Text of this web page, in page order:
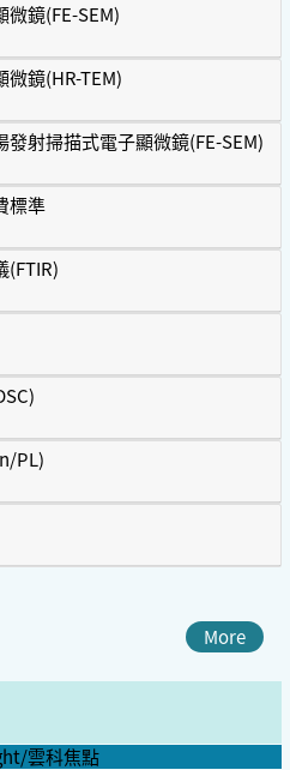
微鏡(FE-SEM)
顯微鏡(FE-SEM)
微鏡(HR-TEM)
顯微鏡(HR-TEM)
發射掃描式電子顯微鏡(FE-SEM)
場發射掃描式電子顯微鏡(FE-
標準
費標準
(FTIR)
儀(FTIR)
PL)
PL)
More
雲科焦點